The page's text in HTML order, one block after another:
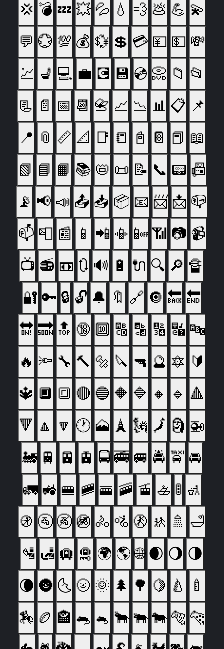
💢 💣 💤 💥 💦 💧 💨 💩 💪 💫
💬 💮 💯 💰 💱 💲 💳 💴 💵 💸
💹 💺 💻 💼 💽 💾 💿 📀 📁 📂
📃 📄 📅 📆 📇 📈 📉 📊 📋 📌
📍 📎 📏 📐 📑 📒 📓 📔 📕 📖
📗 📘 📙 📚 📛 📜 📝 📞 📟 📠
📡 📢 📣 📤 📥 📦 📧 📨 📩 📪
📫 📮 📰 📱 📲 📳 📴 📶 📷 📹
📺 📻 📼 🔃 🔊 🔋 🔌 🔍 🔎 🔏
🔐 🔑 🔒 🔓 🔔 🔖 🔗 🔘 🔙 🔚
🔛 🔜 🔝 🔞 🔟 🔠 🔡 🔢 🔣 🔤
🔥 🔦 🔧 🔨 🔩 🔪 🔫 🔮 🔯 🔰
🔱 🔲 🔳 🔴 🔵 🔶 🔷 🔸 🔹 🔺
🔻 🔼 🔽 🕐 🗻 🗼 🗽 🗾 🗿 🚁
🚂 🚆 🚈 🚊 🚍 🚎 🚐 🚔 🚖 🚘
🚛 🚜 🚝 🚞 🚟 🚠 🚡 🚣 🚦 🚮
🚯 🚰 🚱 🚳 🚴 🚵 🚷 🚸 🚿 🛁
🛂 🛃 🛄 🛅 🌍 🌎 🌐 🌒 🌖 🌗
🌘 🌚 🌜 🌝 🌞 🌲 🌳 🍋 🍐
🍼
🏇 🏉 🏤 🐀 🐁 🐂 🐃 🐄 🐅 🐆